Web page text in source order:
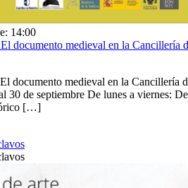
14:00
documento medieval en la Cancillería
documento medieval en la Cancillería
de septiembre De lunes a viernes: De
[…]